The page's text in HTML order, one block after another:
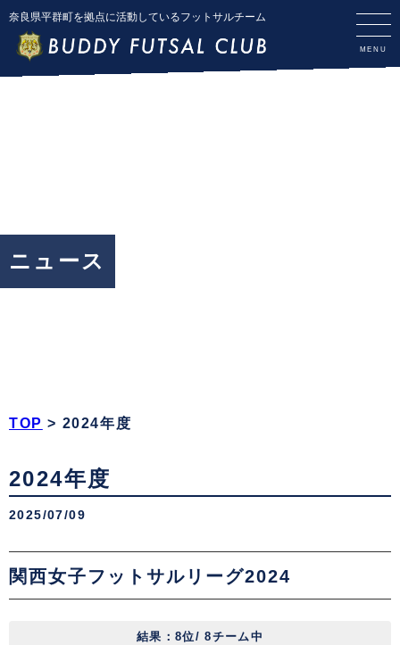
奈良県平群町を拠点に活動しているフットサルチーム
ニュース
TOP > 2024年度
2024年度
2025/07/09
関西女子フットサルリーグ2024
結果：8位/ 8チーム中